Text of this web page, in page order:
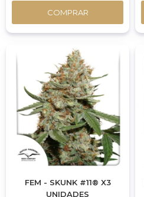
COMPRAR
FEM - SKUNK #11® X3
UNIDADES